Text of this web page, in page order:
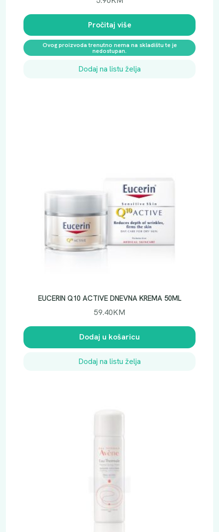
Pročitaj više
Ovog proizvoda trenutno nema na skladištu te je
nedostupan.
Dodaj na listu želja
EUCERIN Q10 ACTIVE DNEVNA KREMA 50ML
59.40KM
Dodaj u košaricu
Dodaj na listu želja